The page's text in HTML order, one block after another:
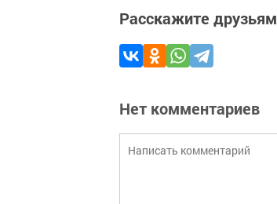
Расскажите друзьям
Нет комментариев